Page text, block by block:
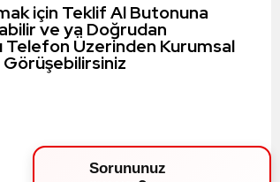
için Teklif Al Butonuna
ve ya Doğrudan
Telefon Üzerinden Kurumsal
Görüşebilirsiniz
Sorununuz